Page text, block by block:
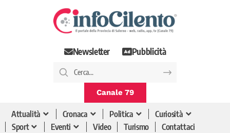
Newsletter Pubblicità
Canale 79
Attualità Cronaca Politica
Curiosità
Sport
Eventi Video Turismo Contattaci